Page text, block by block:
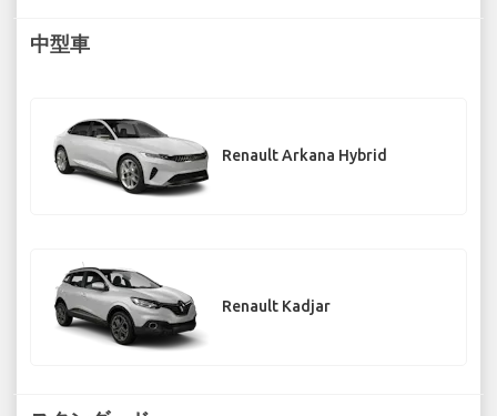
中型車
Renault Arkana Hybrid
Renault Kadjar